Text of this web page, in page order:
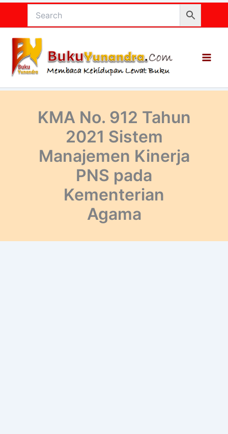
konten
KMA No. 912 Tahun
2021 Sistem
Manajemen Kinerja
PNS pada
Kementerian
Agama